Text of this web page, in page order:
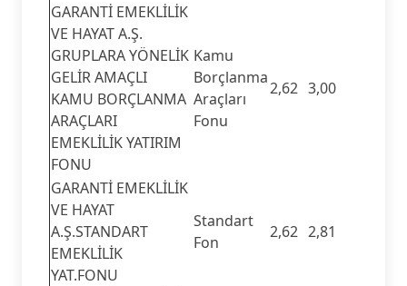
GARANTİ EMEKLİLİK
VE HAYAT A.Ş.
GRUPLARA YÖNELİK
GELİR AMAÇLI
KAMU BORÇLANMA
ARAÇLARI
EMEKLİLİK YATIRIM
FONU
Kamu
Borçlanma
Araçları
Fonu
2,62 3,00
GARANTİ EMEKLİLİK
VE HAYAT
A.Ş.STANDART
EMEKLİLİK
YAT.FONU
Standart
Fon
2,62 2,81